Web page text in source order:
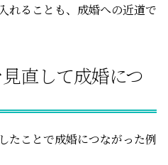
れることも、成婚への近道で
直して成婚につ
たことで成婚につながった例